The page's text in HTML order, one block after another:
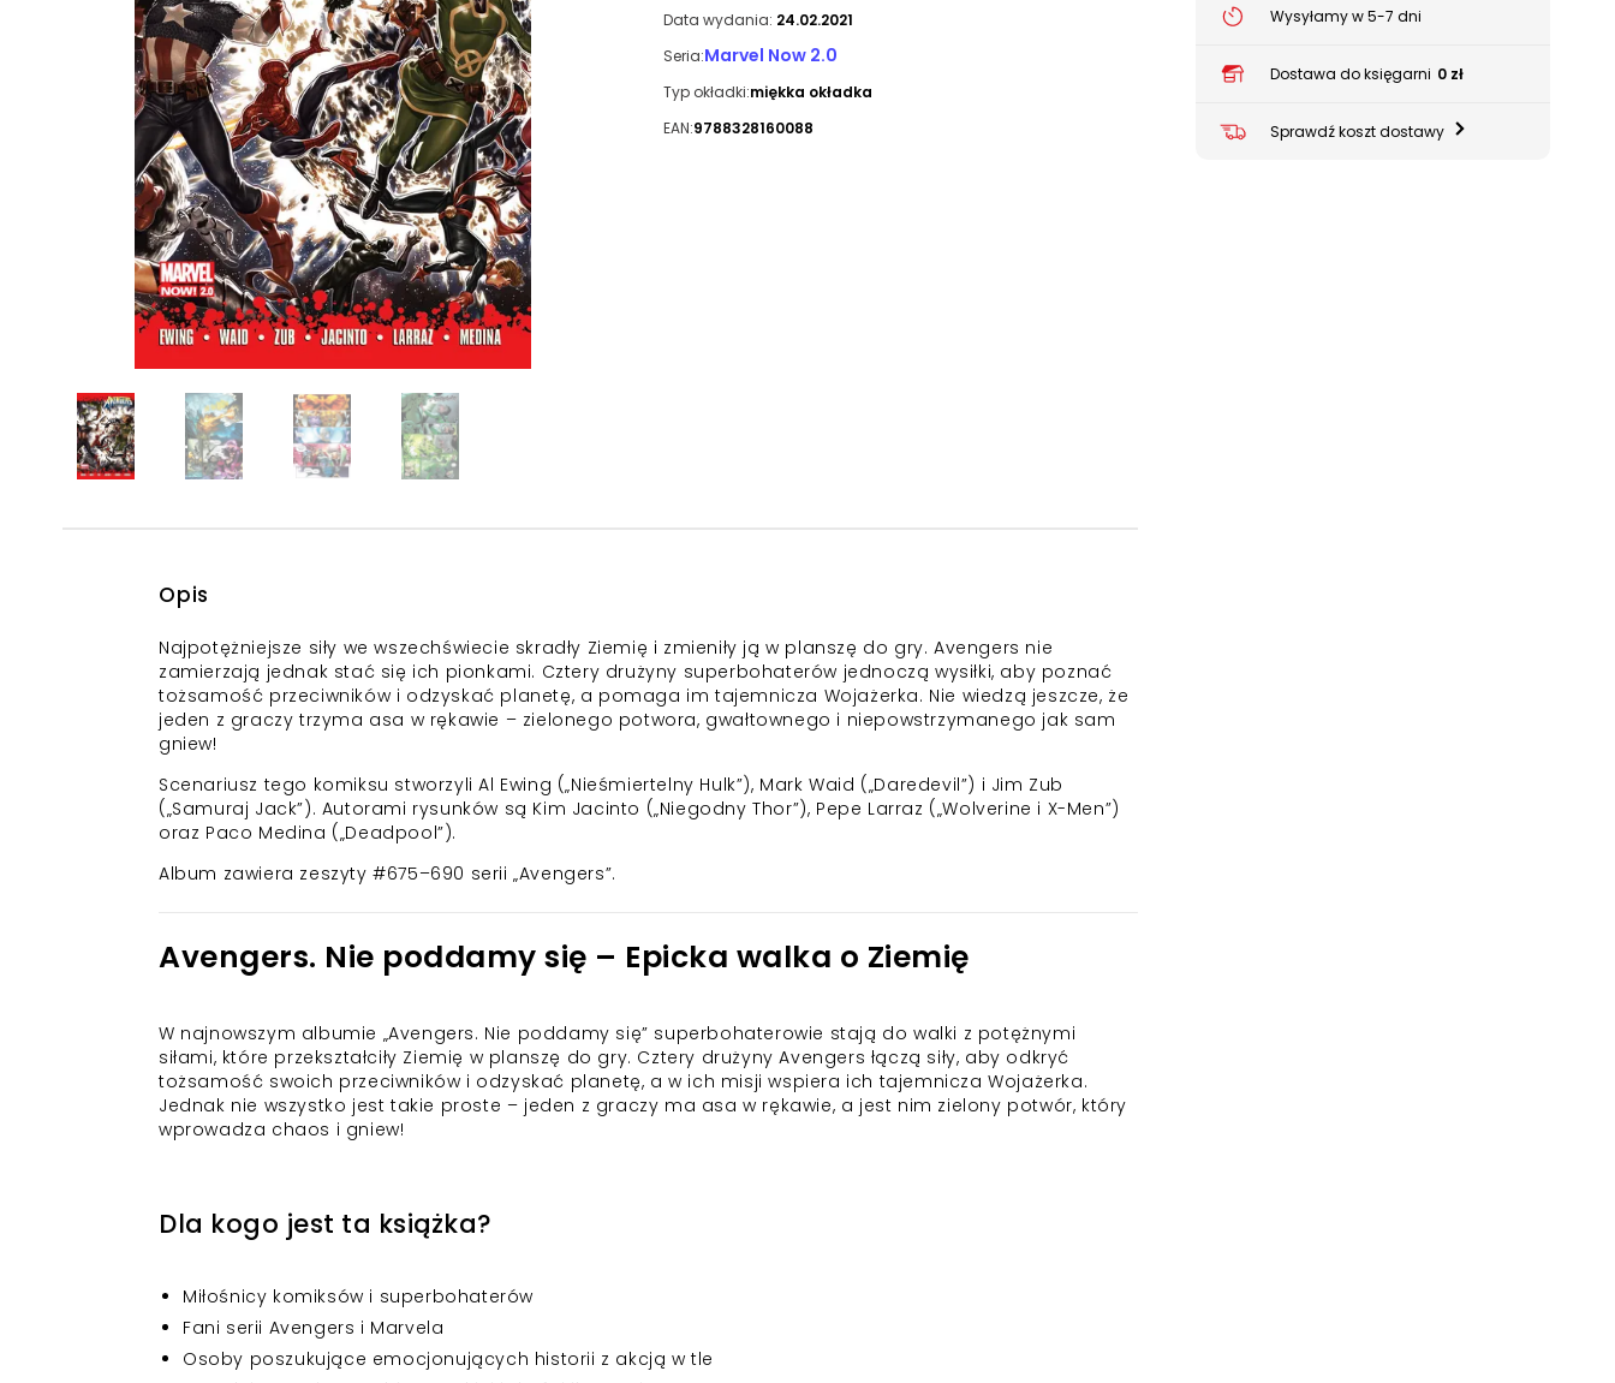
Data wydania: 24.02.2021
Seria:Marvel Now 2.0
Typ okładki:miękka okładka
EAN:9788328160088
Opis
Najpotężniejsze siły we wszechświecie skradły Ziemię i zmieniły ją w planszę do gry. Avengers nie
zamierzają jednak stać się ich pionkami. Cztery drużyny superbohaterów jednoczą wysiłki, aby poznać
tożsamość przeciwników i odzyskać planetę, a pomaga im tajemnicza Wojażerka. Nie wiedzą jeszcze, że
jeden z graczy trzyma asa w rękawie – zielonego potwora, gwałtownego i niepowstrzymanego jak sam
gniew!
Scenariusz tego komiksu stworzyli Al Ewing („Nieśmiertelny Hulk”), Mark Waid („Daredevil”) i Jim Zub
(„Samuraj Jack”). Autorami rysunków są Kim Jacinto („Niegodny Thor”), Pepe Larraz („Wolverine i X-Men”)
oraz Paco Medina („Deadpool”).
Album zawiera zeszyty #675–690 serii „Avengers”.
Avengers. Nie poddamy się – Epicka walka o Ziemię
W najnowszym albumie „Avengers. Nie poddamy się” superbohaterowie stają do walki z potężnymi
siłami, które przekształciły Ziemię w planszę do gry. Cztery drużyny Avengers łączą siły, aby odkryć
tożsamość swoich przeciwników i odzyskać planetę, a w ich misji wspiera ich tajemnicza Wojażerka.
Jednak nie wszystko jest takie proste – jeden z graczy ma asa w rękawie, a jest nim zielony potwór, który
wprowadza chaos i gniew!
Dla kogo jest ta książka?
Miłośnicy komiksów i superbohaterów
Fani serii Avengers i Marvela
Osoby poszukujące emocjonujących historii z akcją w tle
Wysyłamy w 5-7 dni
Dostawa do księgarni 0 zł
Sprawdź koszt dostawy
Powiększony kursor
Pomoc w czytaniu
Podkreślenie linków